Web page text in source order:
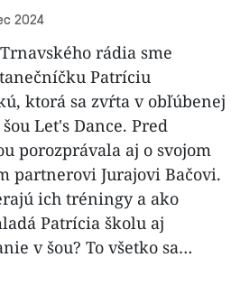
2024
rádia sme
Patríciu
ktorá sa zvŕta v obľúbenej
Let's Dance. Pred
porozprávala aj o svojom
partnerovi Jurajovi Bačovi.
ich tréningy a ako
Patrícia školu aj
v šou? To všetko sa…